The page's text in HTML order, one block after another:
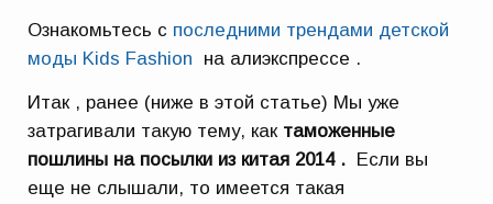
Ознакомьтесь с последними трендами детской
моды Kids Fashion
на алиэкспрессе .
Итак , ранее (ниже в этой статье) Мы уже
затрагивали такую тему, как таможенные
пошлины на посылки из китая 2014 . Если вы
еще не слышали, то имеется такая